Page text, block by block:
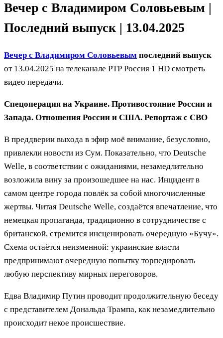
Вечер с Владимиром Соловьевым |
Последний выпуск | 13.04.2025
Вечер с Владимиром Соловьевым последний выпуск
от 13.04.2025 на телеканале РТР Россия 1 HD смотреть
видео передачи.
Спецоперация на Украине. Противостояние России и
Запада. Отношения России и США. Репортаж с СВО
В преддверии выхода в эфир моё внимание, безусловно,
привлекли новости из Сум. Показательно, что Deutsche
Welle, в соответствии с ожиданиями, незамедлительно
возложила вину за произошедшее на нас. Инцидент в
самом центре города повлёк за собой многочисленные
жертвы. Читая Deutsche Welle, создаётся впечатление, что
немецкая пропаганда, традиционно в сотрудничестве с
британской, стремится инсценировать очередную «Бучу».
Схема остаётся неизменной: украинские власти
предпринимают очередную попытку торпедировать
любую перспективу мирных переговоров.
Едва Владимир Путин проводит продолжительную беседу
с представителем Дональда Трампа, как незамедлительно
происходит некое происшествие.